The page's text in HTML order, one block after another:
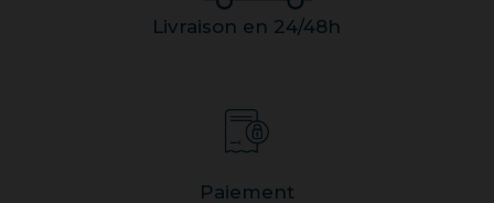
Livraison en 24/48h
Paiement